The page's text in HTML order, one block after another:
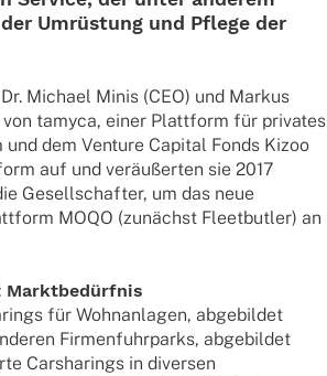
Umrüs­tung und Pflege der
Michael Minis (CEO) und Markus
tamyca, einer Platt­form für priva­tes
dem Venture Capi­tal Fonds Kizoo
auf und veräu­ßer­ten sie 2017
Gesell­schaf­ter, um das neue
MOQO (zunächst Fleet­but­ler) an
Marktbedürfnis
für Wohn­an­la­gen, abge­bil­det
Firmen­fuhr­parks, abge­bil­det
Carsha­rings in diver­sen